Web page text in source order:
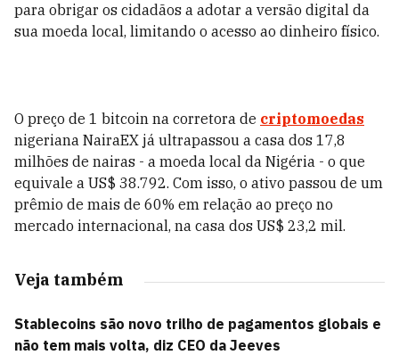
para obrigar os cidadãos a adotar a versão digital da
sua moeda local, limitando o acesso ao dinheiro físico.
O preço de 1 bitcoin na corretora de criptomoedas
nigeriana NairaEX já ultrapassou a casa dos 17,8
milhões de nairas - a moeda local da Nigéria - o que
equivale a US$ 38.792. Com isso, o ativo passou de um
prêmio de mais de 60% em relação ao preço no
mercado internacional, na casa dos US$ 23,2 mil.
Veja também
Stablecoins são novo trilho de pagamentos globais e
não tem mais volta, diz CEO da Jeeves